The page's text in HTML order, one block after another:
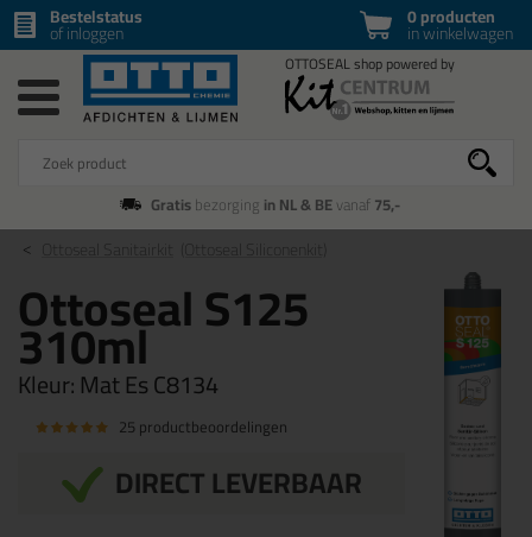
0 producten
in winkelwagen
Bestelstatus
of inloggen
Gratisbezorging in NL & BEvanaf75,-
Ottoseal S125
310ml
Kleur:Mat Es C8134
25 productbeoordelingen
DIRECT LEVERBAAR